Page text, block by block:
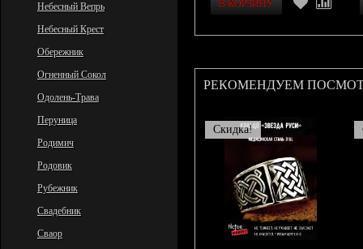
Небесный Вепрь
Небесный Крест
Обережник
Огненный Сокол
Одолень-Трава
Перуница
Родимич
Родовик
Рубежник
Свадебник
Сваор
РЕКОМЕНДУЕМ
Скидка!